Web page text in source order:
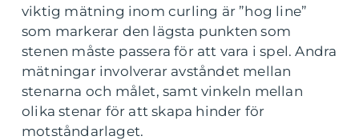
viktig mätning inom curling är ”hog line”
som markerar den lägsta punkten som
stenen måste passera för att vara i spel. Andra
mätningar involverar avståndet mellan
stenarna och målet, samt vinkeln mellan
olika stenar för att skapa hinder för
motståndarlaget.